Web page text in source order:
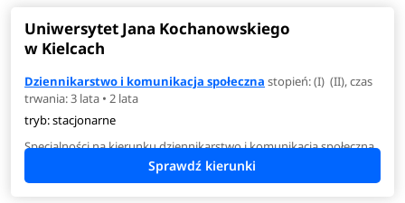
Uniwersytet Jana Kochanowskiego
w Kielcach
Dziennikarstwo i komunikacja społeczna stopień: (I) (II), czas
trwania: 3 lata • 2 lata
tryb: stacjonarne
Specjalności na kierunku dziennikarstwo i komunikacja społeczna